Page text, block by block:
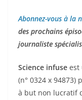
Abonnez-vous à la
des prochains
journaliste
Science infuse est
(n° 0324 x 94873)
à but non lucratif